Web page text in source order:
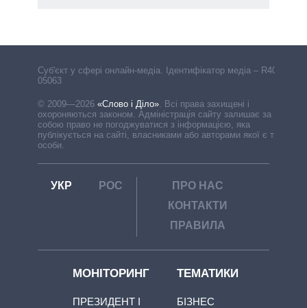
Cуб'єкт у сфері онлайн-медіа. Ідентифікатор медіа – R40-
05063
© 2009—2026 «Слово і Діло»
Всі права захищені і
охороняються законом. Адміністрація сайту залишає за
собою право не погоджуватися з інформацією, яка
публікується на сайті, власниками або авторами якої є треті
особи.
УКР РОС
ПРО НАС
КОНТАКТИ
ПРАВИЛА
МОНІТОРИНГ
ПРЕЗИДЕНТ І
ТЕМАТИКИ
БІЗНЕС